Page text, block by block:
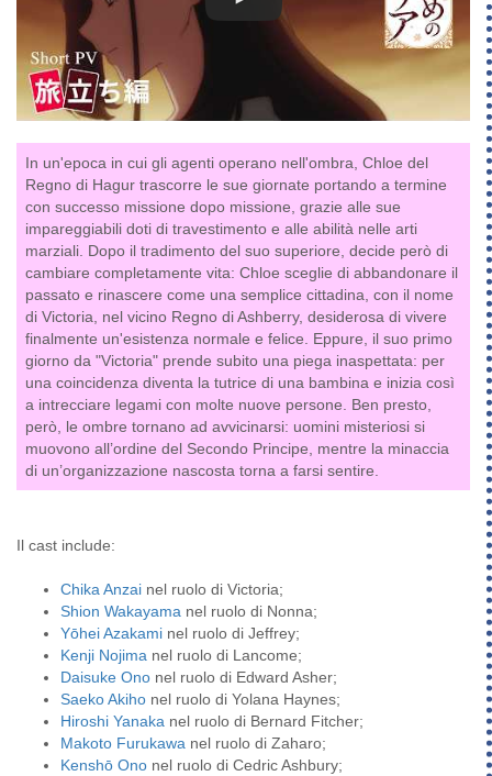
In un'epoca in cui gli agenti operano nell'ombra, Chloe del
Regno di Hagur trascorre le sue giornate portando a termine
con successo missione dopo missione, grazie alle sue
impareggiabili doti di travestimento e alle abilità nelle arti
marziali. Dopo il tradimento del suo superiore, decide però di
cambiare completamente vita: Chloe sceglie di abbandonare il
passato e rinascere come una semplice cittadina, con il nome
di Victoria, nel vicino Regno di Ashberry, desiderosa di vivere
finalmente un'esistenza normale e felice. Eppure, il suo primo
giorno da "Victoria" prende subito una piega inaspettata: per
una coincidenza diventa la tutrice di una bambina e inizia così
a intrecciare legami con molte nuove persone. Ben presto,
però, le ombre tornano ad avvicinarsi: uomini misteriosi si
muovono all’ordine del Secondo Principe, mentre la minaccia
di un’organizzazione nascosta torna a farsi sentire.
Il cast include:
Chika Anzai nel ruolo di Victoria;
Shion Wakayama nel ruolo di Nonna;
Yōhei Azakami nel ruolo di Jeffrey;
Kenji Nojima nel ruolo di Lancome;
Daisuke Ono nel ruolo di Edward Asher;
Saeko Akiho nel ruolo di Yolana Haynes;
Hiroshi Yanaka nel ruolo di Bernard Fitcher;
Makoto Furukawa nel ruolo di Zaharo;
Kenshō Ono nel ruolo di Cedric Ashbury;